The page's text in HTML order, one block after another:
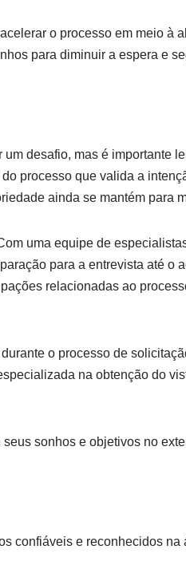
o processo em meio à
para diminuir a espera e
desafio, mas é importante
processo que valida a
ainda se mantém para
uma equipe de
para a entrevista até o
relacionadas ao
o processo de
na obtenção do
sonhos e objetivos no
confiáveis e reconhecidos